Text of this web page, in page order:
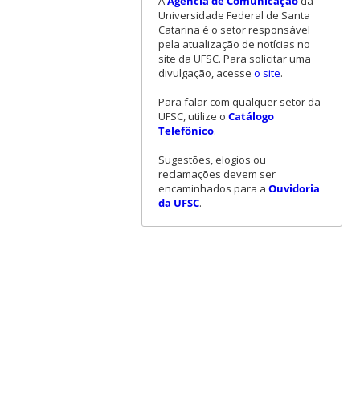
Universidade Federal de Santa
Catarina é o setor responsável
pela atualização de notícias no
site da UFSC. Para solicitar uma
divulgação, acesse o site.
Para falar com qualquer setor da
UFSC, utilize o Catálogo
Telefônico.
Sugestões, elogios ou
reclamações devem ser
encaminhados para a Ouvidoria
da UFSC.